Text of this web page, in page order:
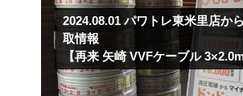
2024.08.01パワトレ東米里店か
取情報
【再来 矢崎 VVFケーブル